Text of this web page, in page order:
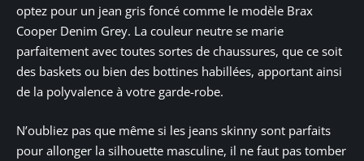
optez pour un jean gris foncé comme le modèle Brax
Cooper Denim Grey. La couleur neutre se marie
parfaitement avec toutes sortes de chaussures, que ce soit
des baskets ou bien des bottines habillées, apportant ainsi
de la polyvalence à votre garde-robe.
N’oubliez pas que même si les jeans skinny sont parfaits
pour allonger la silhouette masculine, il ne faut pas tomber